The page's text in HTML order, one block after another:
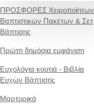
ΠΡΟΣΦΟΡΕΣ Χειροποίητων
Βαπτιστικών Πακέτων & Σετ
Βάπτισης
Πρώτη δημόσια εμφάνιση
Ευχολόγια κουτιά - Βιβλία
Ευχών Βάπτισης
Μαρτυρικά